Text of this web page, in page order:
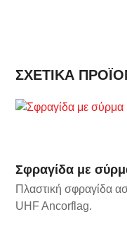
ΣΧΕΤΙΚΆ
Σφραγίδα με
Πλαστική σφραγίδα
UHF Ancorflag.